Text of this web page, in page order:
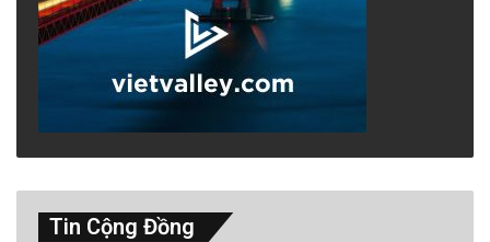
Tin Cộng Đồng